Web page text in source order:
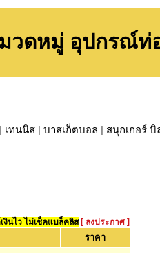
วดหมู่ อุปกรณ์ท่
| เทนนิส | บาสเก็ตบอล | สนุกเกอร์ บิ
งินไว ไม่เช็คแบล็คลิส [ ลงประกาศ ]
ราคา